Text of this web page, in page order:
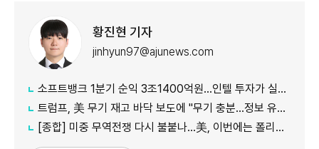
황진현 기자
jinhyun97@ajunews.com
소프트뱅크 1분기 순익 3조1400억원…인텔 투자가 실적 견인
트럼프, 美 무기 재고 바닥 보도에 "무기 충분…정보 유출자에 장기형"
[종합] 미중 무역전쟁 다시 불붙나…美, 이번에는 폴리실리콘 관세 15% 추진